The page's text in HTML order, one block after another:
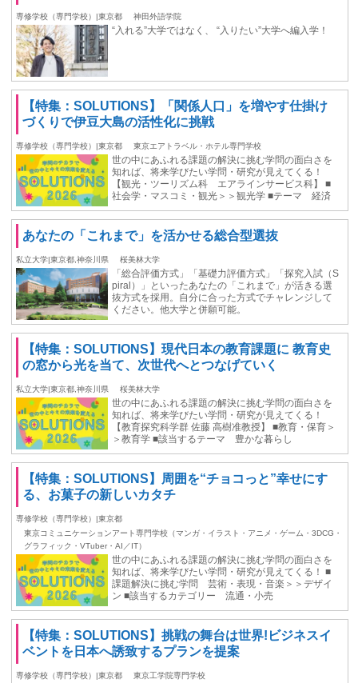
専修学校（専門学校）|東京都 神田外語学院
“入れる”大学ではなく、 “入りたい”大学へ編入学！
【特集：SOLUTIONS】「関係人口」を増やす仕掛け
づくりで伊豆大島の活性化に挑戦
専修学校（専門学校）|東京都 東京エアトラベル・ホテル専門学校
世の中にあふれる課題の解決に挑む学問の面白さを
知れば、将来学びたい学問・研究が見えてくる！
【観光・ツーリズム科 エアラインサービス科】 ■
社会学・マスコミ・観光＞＞観光学 ■テーマ 経済
あなたの「これまで」を活かせる総合型選抜
私立大学|東京都,神奈川県 桜美林大学
「総合評価方式」「基礎力評価方式」「探究入試（S
piral）」といったあなたの「これまで」が活きる選
抜方式を採用。自分に合った方式でチャレンジして
ください。他大学と併願可能。
【特集：SOLUTIONS】現代日本の教育課題に 教育史
の窓から光を当て、次世代へとつなげていく
私立大学|東京都,神奈川県 桜美林大学
世の中にあふれる課題の解決に挑む学問の面白さを
知れば、将来学びたい学問・研究が見えてくる！
【教育探究科学群 佐藤 高樹准教授】 ■教育・保育＞
＞教育学 ■該当するテーマ 豊かな暮らし
【特集：SOLUTIONS】周囲を“チョコっと”幸せにす
る、お菓子の新しいカタチ
専修学校（専門学校）|東京都
東京コミュニケーションアート専門学校（マンガ・イラスト・アニメ・ゲーム・3DCG・
グラフィック・VTuber・AI／IT）
世の中にあふれる課題の解決に挑む学問の面白さを
知れば、将来学びたい学問・研究が見えてくる！ ■
課題解決に挑む学問 芸術・表現・音楽＞＞デザイ
ン ■該当するカテゴリー 流通・小売
【特集：SOLUTIONS】挑戦の舞台は世界!ビジネスイ
ベントを日本へ誘致するプランを提案
専修学校（専門学校）|東京都 東京工学院専門学校